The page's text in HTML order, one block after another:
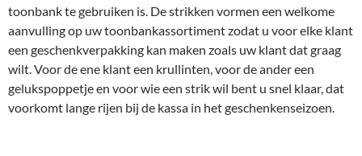
toonbank te gebruiken is. De strikken vormen een welkome
aanvulling op uw toonbankassortiment zodat u voor elke klant
een geschenkverpakking kan maken zoals uw klant dat graag
wilt. Voor de ene klant een krullinten, voor de ander een
gelukspoppetje en voor wie een strik wil bent u snel klaar, dat
voorkomt lange rijen bij de kassa in het geschenkenseizoen.